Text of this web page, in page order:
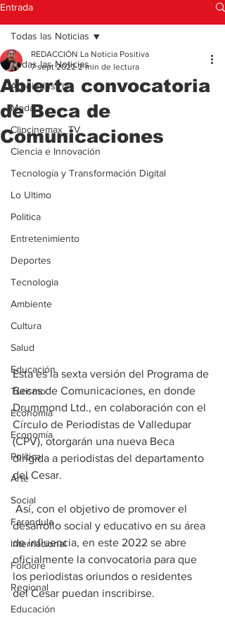
Entrada
Todas las Noticias
Agroindustria
Moda
Clipcinemax_TV
Ciencia e Innovación
Tecnología y Transformación Digital
Lo Ultimo
Politica
Entretenimiento
Deportes
Tecnologia
Ambiente
Cultura
Salud
Educación
Turismo
Economía
Economía
Política
Arte
Social
Farandula
Internacional
Folclore
Regional
Educación
Todas las Noticias
Abierta convocatoria
de Beca de
Comunicaciones
REDACCIÓN La Noticia Positiva
7 sept 2022 2 min de lectura
Esta es la sexta versión del Programa de
Becas de Comunicaciones, en donde
Drummond Ltd., en colaboración con el
Círculo de Periodistas de Valledupar
(CPV), otorgarán una nueva Beca
dirigida a periodistas del departamento
del Cesar.
desarrollo social y educativo en su área
de influencia, en este 2022 se abre
oficialmente la convocatoria para que
los periodistas oriundos o residentes
del Cesar puedan inscribirse.